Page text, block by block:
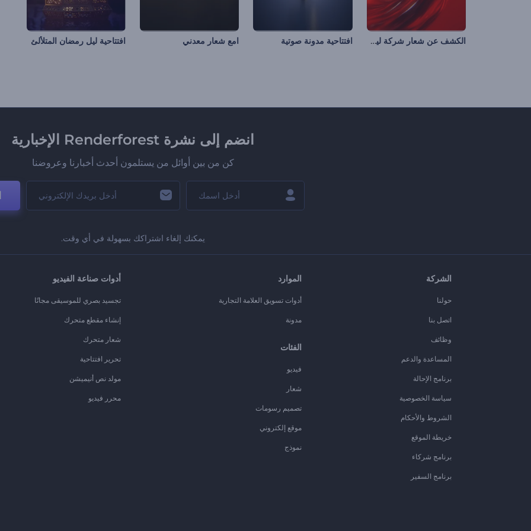
الكشف عن شعار شركة ليكويد فيوجن افتتاحية مدونة صوتية امع شعار معدني افتتاحية ليل رمضان المتلألئ
انضم إلى نشرة Renderforest الإخبارية
كن من بين أوائل من يستلمون أحدث أخبارنا وعروضنا
يمكنك إلغاء اشتراكك بسهولة في أي وقت.
الشركة
حولنا
اتصل بنا
وظائف
المساعدة والدعم
برنامج الإحالة
سياسة الخصوصية
الشروط والأحكام
خريطة الموقع
برنامج شركاء
برنامج السفير
الموارد
أدوات تسويق العلامة التجارية
مدونة
الفئات
فيديو
شعار
تصميم رسومات
موقع إلكتروني
نموذج
أدوات صناعة الفيديو
تجسيد بصري للموسيقى مجانًا
إنشاء مقطع متحرك
شعار متحرك
تحرير افتتاحية
مولد نص أنيميشن
محرر فيديو